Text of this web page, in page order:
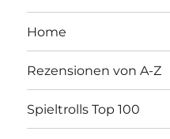
Home
Rezensionen von A-Z
Spieltrolls Top 100